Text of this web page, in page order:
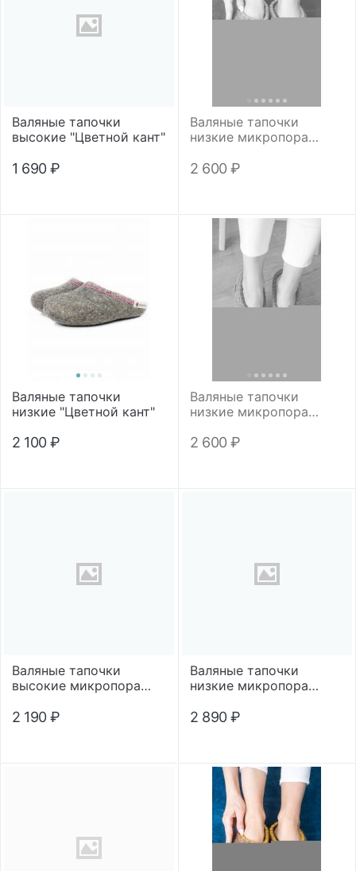
Валяные тапочки
высокие "Цветной кант"
1 690 ₽
Валяные тапочки
низкие микропора
2 600 ₽
Валяные тапочки
низкие "Цветной кант"
2 100 ₽
Валяные тапочки
низкие микропора
2 600 ₽
Валяные тапочки
высокие микропора
2 190 ₽
Валяные тапочки
низкие микропора
2 890 ₽